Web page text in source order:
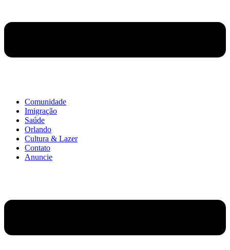
Comunidade
Imigração
Saúde
Orlando
Cultura & Lazer
Contato
Anuncie